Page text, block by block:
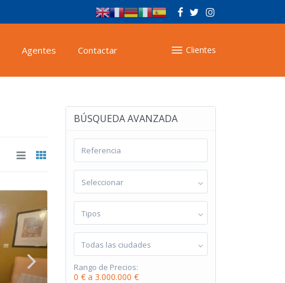
Clientes
Agentes Contactar
BÚSQUEDA AVANZADA
Seleccionar
Tipos
Todas las ciudades
Rango de Precios:
0 € a 3.000.000 €